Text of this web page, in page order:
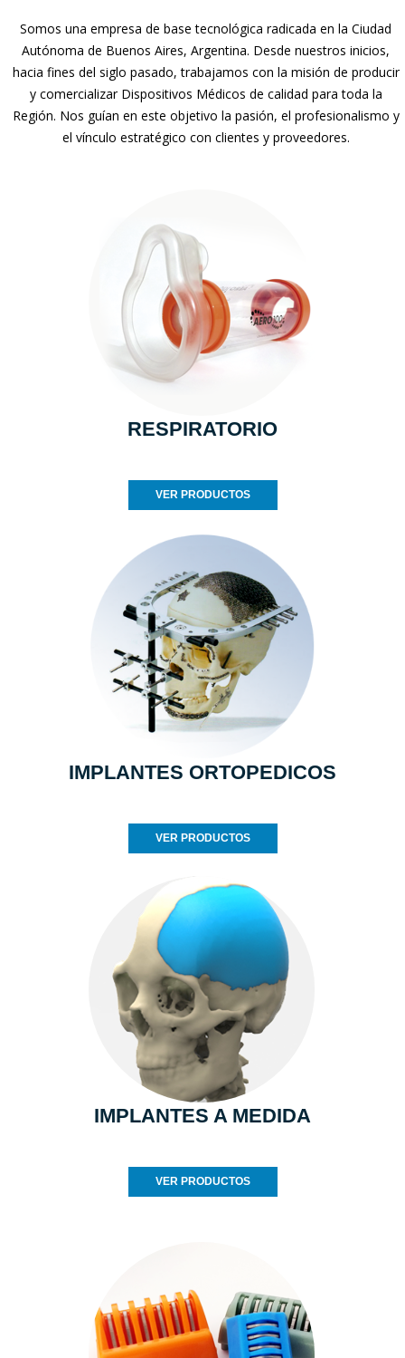
Somos una empresa de base tecnológica radicada en la Ciudad
Autónoma de Buenos Aires, Argentina. Desde nuestros inicios,
hacia fines del siglo pasado, trabajamos con la misión de producir
y comercializar Dispositivos Médicos de calidad para toda la
Región. Nos guían en este objetivo la pasión, el profesionalismo y
el vínculo estratégico con clientes y proveedores.
RESPIRATORIO
VER PRODUCTOS
IMPLANTES ORTOPEDICOS
VER PRODUCTOS
IMPLANTES A MEDIDA
VER PRODUCTOS